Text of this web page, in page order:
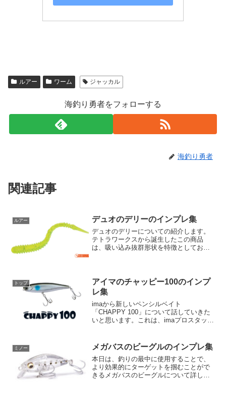
ルアー ワーム ジャッカル
海釣り勇者をフォローする
海釣り勇者
関連記事
ルアー デュオのデリーのインプレ集
デュオのデリーについての紹介します。
テトラワークスから誕生したこの商品
は、吸い込み抜群形状を特徴としてお
㎜という長さは大型アジを対...
トップ
アイマのチャッピー100のインプ
レ集
imaから新しいペンシルベイト
「CHAPPY 100」について話していきた
いと思います。これは、imaプロスタッフ
さにベイトライク。さまざまな特徴が詰
まっていて、その...
ミノー メガバスのビーグルのインプレ集
本日は、釣りの最中に使用することで、
より効果的にターゲットを掴むことがで
きるメガバスのビーグルについて詳しく